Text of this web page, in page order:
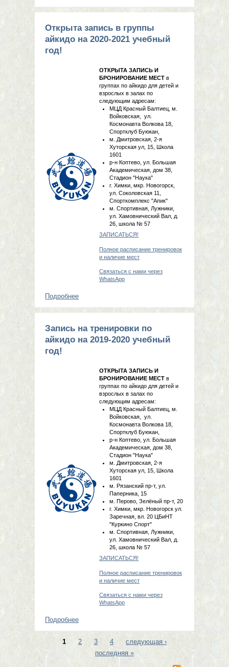
Открыта запись в группы
айкидо на 2020-2021 учебный
год!
ОТКРЫТА ЗАПИСЬ И
БРОНИРОВАНИЕ МЕСТ в
группах по айкидо для детей и
взрослых в залах по
следующим адресам:
МЦД Красный Балтиец, м.
Войковская, ул.
Космонавта Волкова 18,
Спортклуб Буюкан,
м. Дмитровская, 2-я
Хуторская ул, 15, Школа
1601
р-н Коптево, ул. Большая
Академическая, дом 38,
Стадион "Наука"
г. Химки, мкр. Новогорск,
ул. Соколовская 11,
Спорткомплекс "Апик"
м. Спортивная, Лужники,
ул. Хамовнический Вал, д.
26, школа № 57
ЗАПИСАТЬСЯ!
Полное расписание тренировок
и наличие мест
Связаться с нами через
WhatsApp
Подробнее
на 2020-2021 учебный год!
Запись на тренировки по
айкидо на 2019-2020 учебный
год!
ОТКРЫТА ЗАПИСЬ И
БРОНИРОВАНИЕ МЕСТ в
группах по айкидо для детей и
взрослых в залах по
следующим адресам:
МЦД Красный Балтиец, м.
Войковская, ул.
Космонавта Волкова 18,
Спортклуб Буюкан,
р-н Коптево, ул. Большая
Академическая, дом 38,
Стадион "Наука"
м. Дмитровская, 2-я
Хуторская ул, 15, Школа
1601
м. Рязанский пр-т, ул.
Паперника, 15
м. Перово, Зелёный пр-т, 20
г. Химки, мкр. Новогорск ул.
Заречная, вл. 20 ЦБиНТ
"Куркино Спорт"
м. Спортивная, Лужники,
ул. Хамовнический Вал, д.
26, школа № 57
ЗАПИСАТЬСЯ!
Полное расписание тренировок
и наличие мест
Связаться с нами через
WhatsApp
Подробнее
на 2019-2020 учебный год!
Страницы
1 2 3 4
следующая ›
последняя »